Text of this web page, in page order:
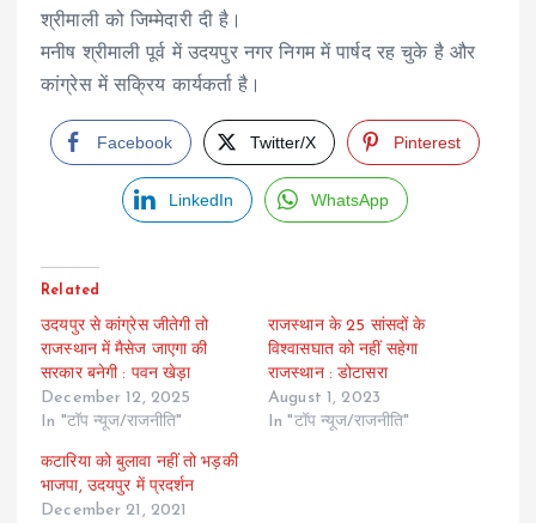
श्रीमाली को जिम्मेदारी दी है।
मनीष श्रीमाली पूर्व में उदयपुर नगर निगम में पार्षद रह चुके है और
कांग्रेस में सक्रिय कार्यकर्ता है।
Facebook Twitter/X Pinterest
LinkedIn WhatsApp
Related
उदयपुर से कांग्रेस जीतेगी तो
राजस्थान में मैसेज जाएगा की
सरकार बनेगी : पवन खेड़ा
December 12, 2025
In "टॉप न्यूज/राजनीति"
राजस्थान के 25 सांसदों के
विश्वासघात को नहीं सहेगा
राजस्थान : डोटासरा
August 1, 2023
In "टॉप न्यूज/राजनीति"
कटारिया को बुलावा नहीं तो भड़की
भाजपा, उदयपुर में प्रदर्शन
December 21, 2021